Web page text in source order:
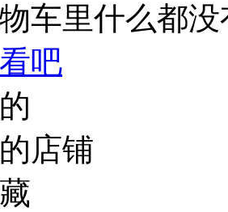
车里什么都没
吧
店铺